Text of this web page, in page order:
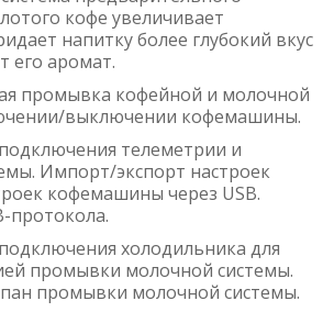
кофе увеличивает
напитку более глубокий вкус
его аромат.
промывка кофейной и молочной
выключении кофемашины.
телеметрии и
Импорт/экспорт настроек
кофемашины через USB.
протокола.
холодильника для
промывки молочной системы.
промывки молочной системы.